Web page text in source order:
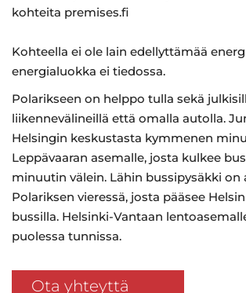
kohteita premises.fi
Kohteella ei ole lain edellyttämää
energialuokka ei tiedossa.
Polarikseen on helppo tulla sekä
liikennevälineillä että omalla autolla.
Helsingin keskustasta kymmenen
Leppävaaran asemalle, josta kulkee
minuutin välein. Lähin bussipysäkki on
Polariksen vieressä, josta pääsee
bussilla. Helsinki-Vantaan
puolessa tunnissa.
Ota yhteyttä